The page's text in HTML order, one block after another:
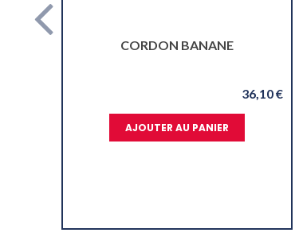
CORDON 5 TROUS STANDARD
24,90 €
AJOUTER AU PANIER